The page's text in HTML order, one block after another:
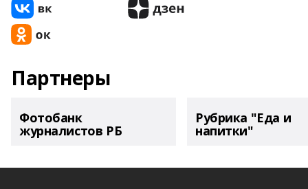
Партнеры
Фотобанк
журналистов РБ
Рубрика "Еда и
напитки"